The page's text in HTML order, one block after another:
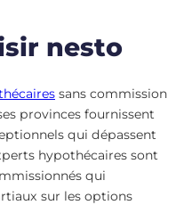
nesto
sans commission
provinces fournissent
qui dépassent
hypothécaires sont
qui
sur les options